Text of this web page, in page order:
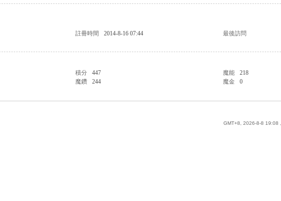
註冊時間 2014-8-16 07:44
最後訪問
積分 447 魔能
218
魔鑽 244 魔金 0
GMT+8, 2026-8-8 19:08